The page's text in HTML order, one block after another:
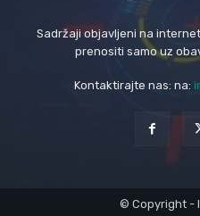
Sadržaji objavljeni na
prenositi samo uz
Kontaktirajte nas: na:
© Copyright -